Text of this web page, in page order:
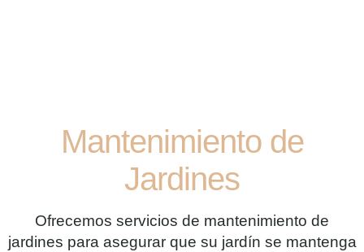
Mantenimiento de
Jardines
Ofrecemos servicios de mantenimiento de
jardines para asegurar que su jardín se mantenga